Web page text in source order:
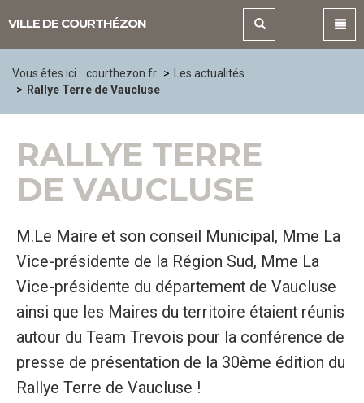
VILLE DE COURTHÉZON
Vous êtes ici : courthezon.fr
Les actualités
Rallye Terre de Vaucluse
RALLYE TERRE
DE VAUCLUSE
M.Le Maire et son conseil Municipal, Mme La
Vice-présidente de la Région Sud, Mme La
Vice-présidente du département de Vaucluse
ainsi que les Maires du territoire étaient réunis
autour du Team Trevois pour la conférence de
presse de présentation de la 30ème édition du
Rallye Terre de Vaucluse !